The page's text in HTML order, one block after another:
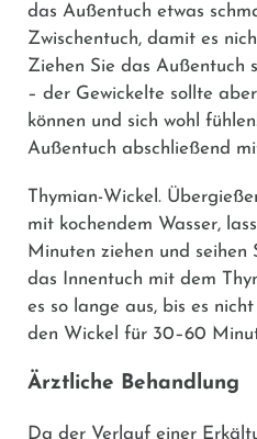
das Außentuch etwas
Zwischentuch, damit es
Ziehen Sie das Außentuch
– der Gewickelte sollte
können und sich wohl
Außentuch abschließend
Thymian-Wickel.
mit kochendem Wasser,
Minuten ziehen und seihen
das Innentuch mit dem
es so lange aus, bis es
den Wickel für 30–60
Ärztliche Behandlung
Da der Verlauf einer